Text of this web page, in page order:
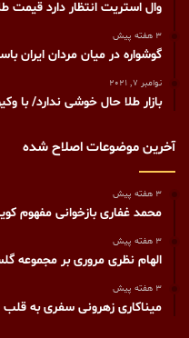
وال استریت انتظار دارد قیمت
3 هفته پیش
گوشواره در میان مردان ایران
نوامبر 7, 2021
بازار طلا حال خوشی ندارد/ با
آخرین موضوعات اصلاح شده
3 هفته پیش
محمد غفاری بازخوانی مفهوم
3 هفته پیش
الهام نظری مروری بر مجموعه
3 هفته پیش
میناکاری زهرونی سفری به قلب